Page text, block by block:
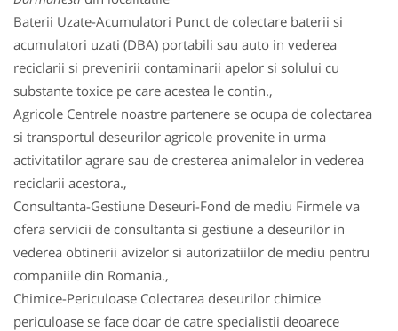
Baterii Uzate-Acumulatori Punct de colectare baterii si
acumulatori uzati (DBA) portabili sau auto in vederea
reciclarii si prevenirii contaminarii apelor si solului cu
substante toxice pe care acestea le contin.,
Agricole Centrele noastre partenere se ocupa de colectarea
si transportul deseurilor agricole provenite in urma
activitatilor agrare sau de cresterea animalelor in vederea
reciclarii acestora.,
Consultanta-Gestiune Deseuri-Fond de mediu Firmele va
ofera servicii de consultanta si gestiune a deseurilor in
vederea obtinerii avizelor si autorizatiilor de mediu pentru
companiile din Romania.,
Chimice-Periculoase Colectarea deseurilor chimice
periculoase se face doar de catre specialistii deoarece